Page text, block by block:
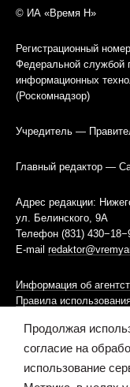
© ИА «Время Н»
Регистрационный
Федеральной службой
информационных
(Роскомнадзор)
Учредитель —
Главный редактор —
Адрес редакции:
ул. Белинского, 9А
Телефон (831)
E-mail
Информация об
Правила
Информационная
Ресурс содержит
Продолжая
согласие на
использование